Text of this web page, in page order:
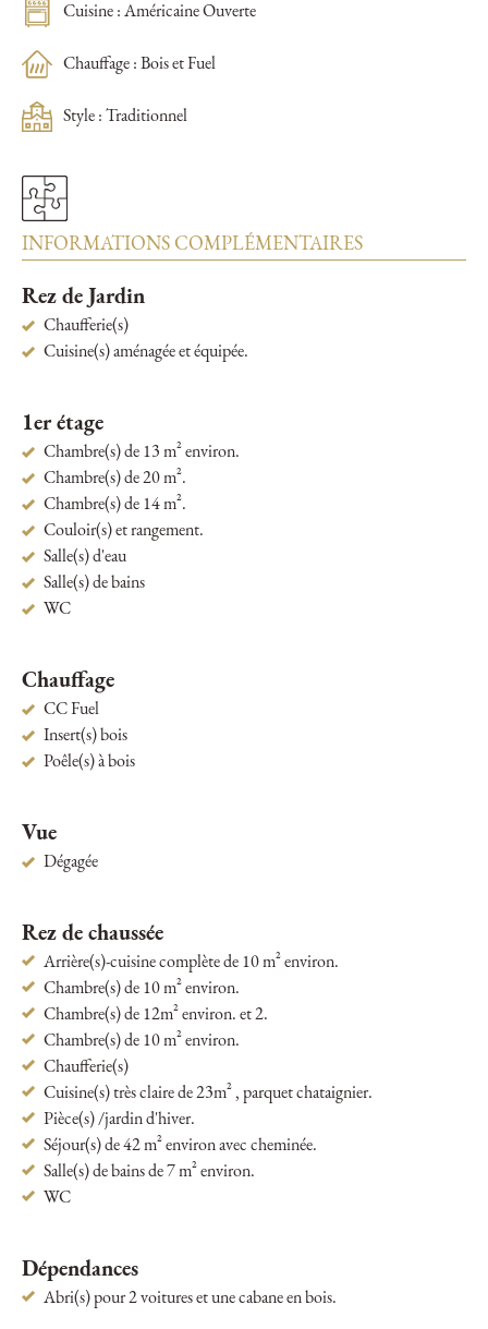
Cuisine : Américaine Ouverte
Chauffage : Bois et Fuel
Style : Traditionnel
INFORMATIONS COMPLÉMENTAIRES
Rez de Jardin
Chaufferie(s)
Cuisine(s) aménagée et équipée.
1er étage
Chambre(s) de 13 m² environ.
Chambre(s) de 20 m².
Chambre(s) de 14 m².
Couloir(s) et rangement.
Salle(s) d'eau
Salle(s) de bains
WC
Chauffage
CC Fuel
Insert(s) bois
Poêle(s) à bois
Vue
Dégagée
Rez de chaussée
Arrière(s)-cuisine complète de 10 m² environ.
Chambre(s) de 10 m² environ.
Chambre(s) de 12m² environ. et 2.
Chambre(s) de 10 m² environ.
Chaufferie(s)
Cuisine(s) très claire de 23m² , parquet chataignier.
Pièce(s) /jardin d'hiver.
Séjour(s) de 42 m² environ avec cheminée.
Salle(s) de bains de 7 m² environ.
WC
Dépendances
Abri(s) pour 2 voitures et une cabane en bois.